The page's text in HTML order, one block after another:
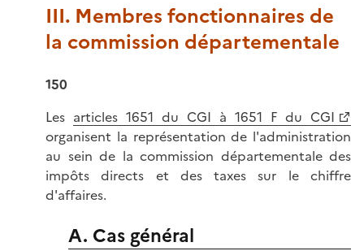
III. Membres fonctionnaires de
la commission départementale
150
Les articles 1651 du CGI à 1651 F du CGI
organisent la représentation de l'administration
au sein de la commission départementale des
impôts directs et des taxes sur le chiffre
d'affaires.
A. Cas général